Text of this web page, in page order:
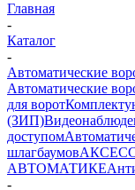
Главная
-
Каталог
-
Автоматические
Автоматические
для ворот
(ЗИП)
доступом
шлагбаумов
АВТОМАТИКЕ
-